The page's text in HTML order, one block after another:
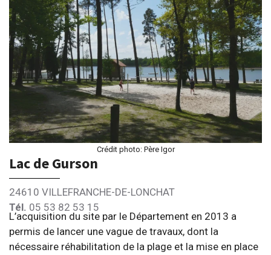
Crédit photo: Père Igor
Lac de Gurson
24610 VILLEFRANCHE-DE-LONCHAT
Tél. 05 53 82 53 15
L’acquisition du site par le Département en 2013 a
permis de lancer une vague de travaux, dont la
nécessaire réhabilitation de la plage et la mise en place